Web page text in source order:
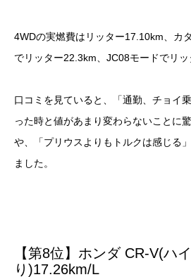
4WDの実燃費はリッター17.10km、カ
でリッター22.3km、JC08モードでリッ
口コミを見ていると、「通勤、チョイ
った時と値があまり変わらないことに
や、「プリウスよりもトルクは感じる
ました。
【第8位】ホンダ CR-V(ハ
り)17.26km/L